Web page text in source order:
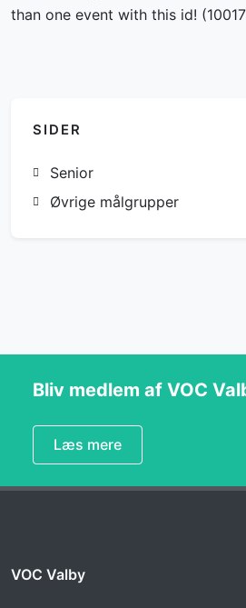
than one event with this id!
SIDER
Senior
Øvrige målgrupper
Bliv medlem af VOC
Læs mere
VOC Valby